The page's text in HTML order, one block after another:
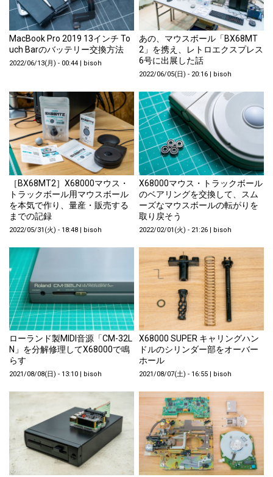
MacBook Pro 2019 13インチ To
uch Barのバッテリー交換方法
2022/06/13(月) - 00:44 bisoh
あの、マウスボール「BX68MT
2」を携え、レトロエクスプレス
6号に出展した話
2022/06/05(日) - 20:16 bisoh
［BX68MT2］X68000マウス・
トラックボール用マウスボール
を本気で作り、量産・販売する
までの記録
2022/05/31(火) - 18:48 | bisoh
X68000マウス・トラックボール
のベアリングを交換して、スム
ーズなマウスボールの転がりを
取り戻そう
2022/02/01(火) - 21:26 | bisoh
ローランド製MIDI音源「CM-32L
N」を分解修理してX68000で鳴
らす
2021/08/08(日) - 13:10 bisoh
X68000 SUPER キャリングハン
ドルのシリンダー部をオーバー
ホール
2021/08/07(土) - 16:55 bisoh